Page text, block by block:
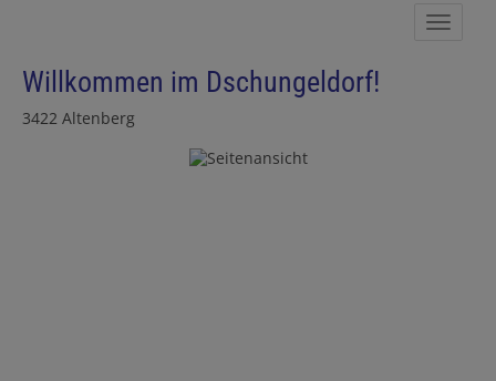
Willkommen im Dschungeldorf!
3422 Altenberg